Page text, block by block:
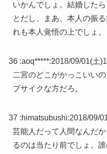
いかんでしょ。結婚した
とだし、まあ、本人の振
れも本人覚悟の上でしょ。
36 :aoq*****:2018/09/01(土
二宮のどこがかっこいい
ブサイクな方だろ。
37 :himatsubushi:2018/09/
芸能人だって人間なんだ
るのは当たり前でしょ。